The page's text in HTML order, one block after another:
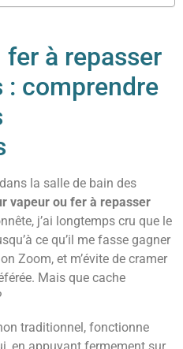
à repasser
: comprendre
la salle de bain des
vapeur ou fer à repasser
j’ai longtemps cru que le
ce qu’il me fasse gagner
Zoom, et m’évite de cramer
Mais que cache
traditionnel, fonctionne
en appuyant fermement sur